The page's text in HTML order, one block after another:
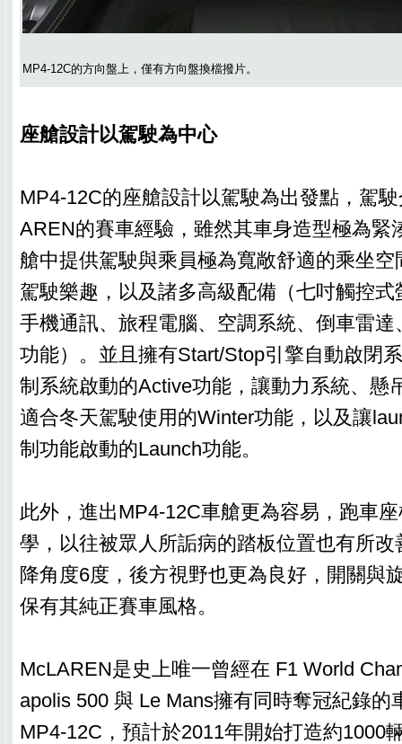
MP4-12C的方向盤上，僅有方向盤換檔撥片。
座艙設計以駕駛為中心
MP4-12C的座艙設計以駕駛為出發點，駕
AREN的賽車經驗，雖然其車身造型極為緊
艙中提供駕駛與乘員極為寬敞舒適的乘坐
駕駛樂趣，以及諸多高級配備（七吋觸控
手機通訊、旅程電腦、空調系統、倒車雷
功能）。並且擁有Start/Stop引擎自動啟閉
制系統啟動的Active功能，讓動力系統、懸
適合冬天駕駛使用的Winter功能，以及讓
制功能啟動的Launch功能。
此外，進出MP4-12C車艙更為容易，跑車
學，以往被眾人所詬病的踏板位置也有所
降角度6度，後方視野也更為良好，開關與
保有其純正賽車風格。
McLAREN是史上唯一曾經在 F1 World
apolis 500 與 Le Mans擁有同時奪冠紀錄的
MP4-12C，預計於2011年開始打造約1000